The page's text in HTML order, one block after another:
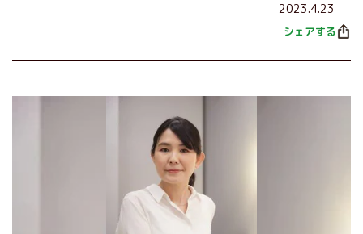
2023.4.23
シェアする